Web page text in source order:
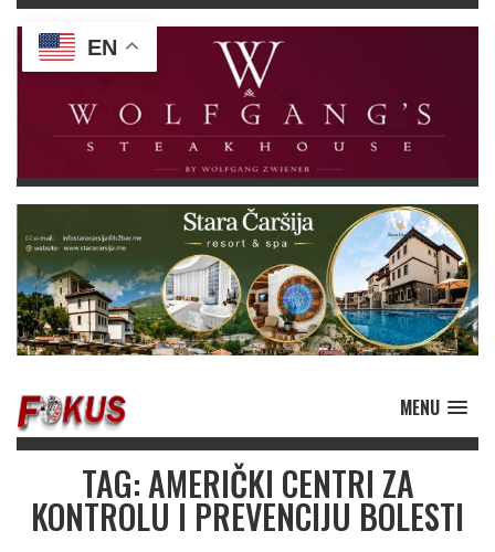
MENU
TAG: AMERIČKI CENTRI ZA
KONTROLU I PREVENCIJU BOLESTI
EN